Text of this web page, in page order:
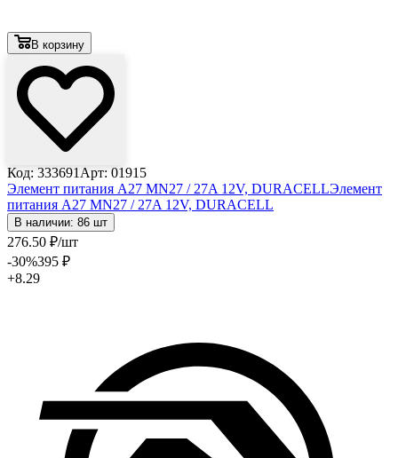
В корзину
Код: 333691 Арт: 01915
Элемент питания A27 MN27 / 27A 12V, DURACELLЭлемент
питания A27 MN27 / 27A 12V, DURACELL
В наличии: 86 шт
276.50 ₽/шт
-30%395 ₽
+8.29